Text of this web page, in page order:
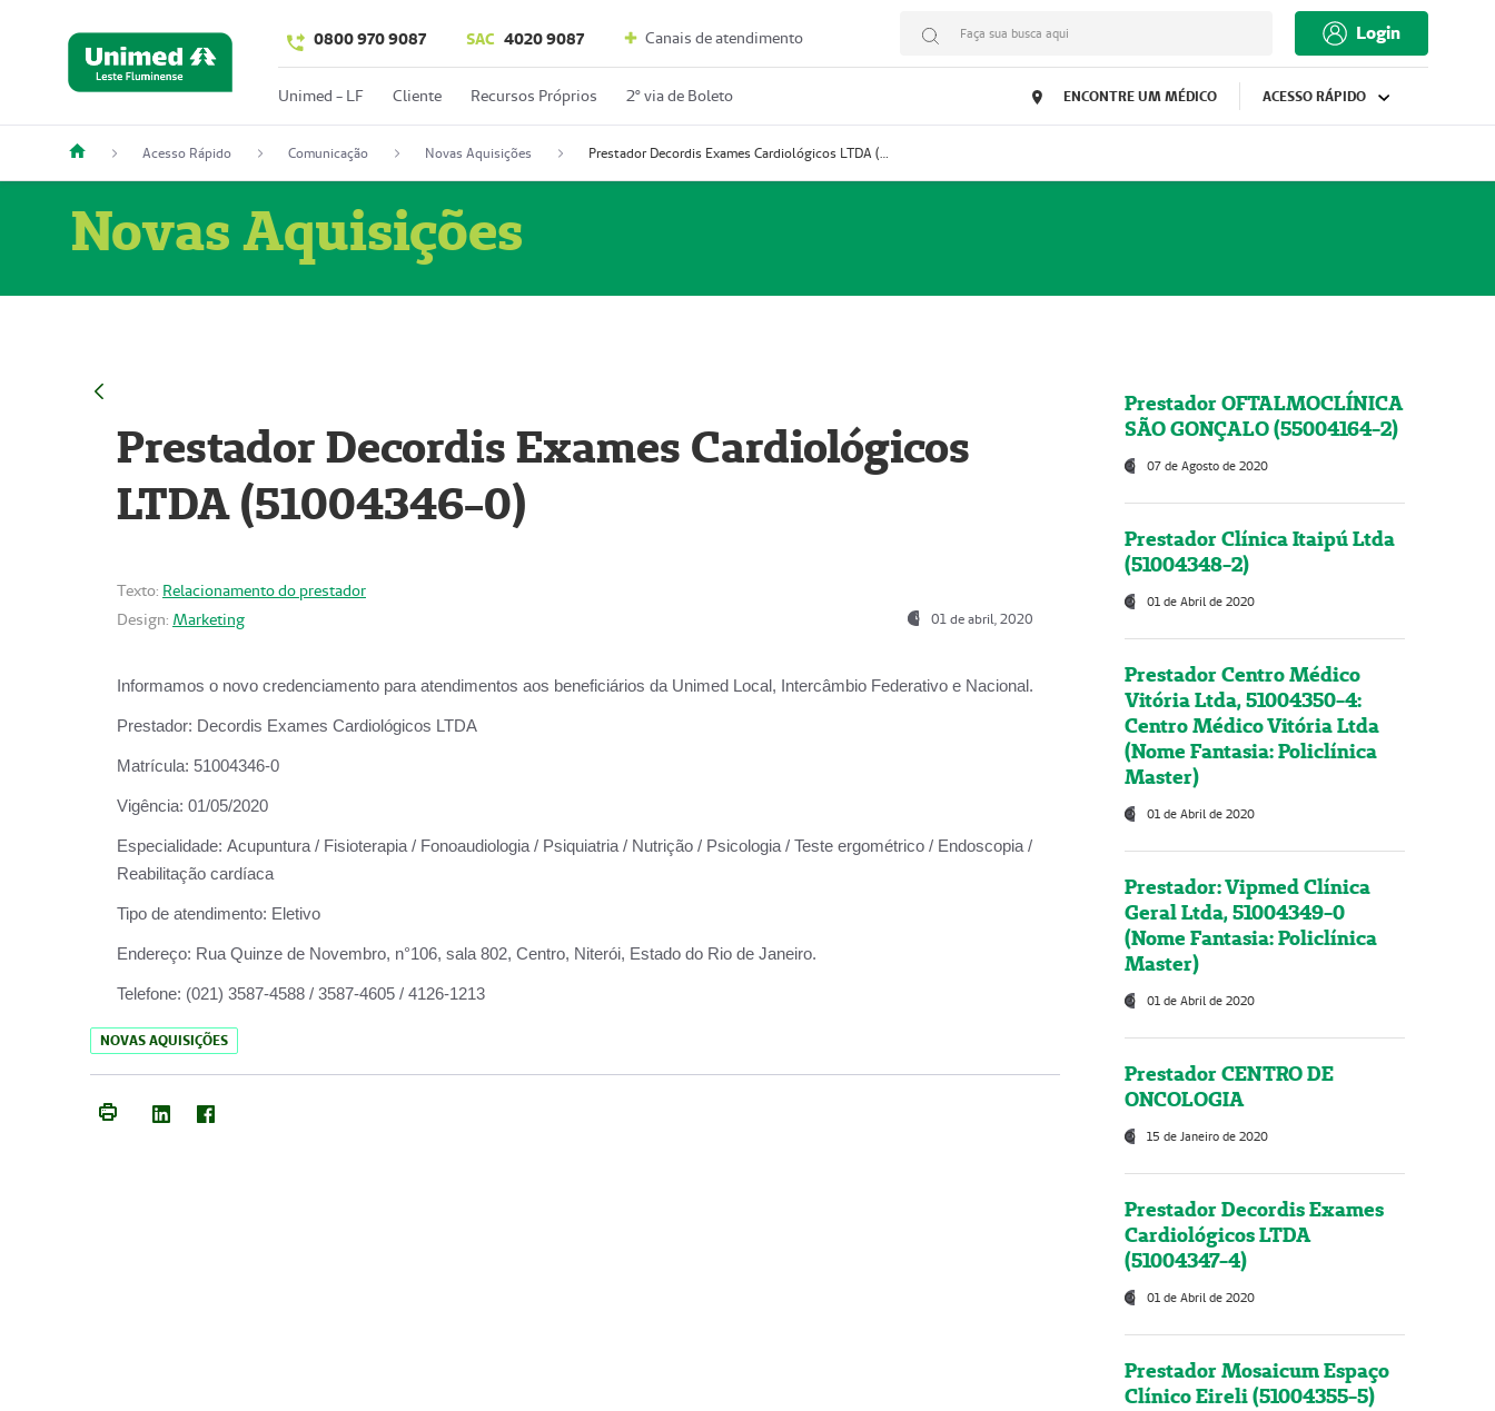
0800 970 9087 SAC 4020 9087 Canais de atendimento Faça sua busca aqui Login
Unimed - LF Cliente Recursos Próprios 2º via de Boleto ENCONTRE UM MÉDICO ACESSO RÁPIDO
Acesso Rápido Comunicação Novas Aquisições Prestador Decordis Exames Cardiológicos LTDA (51004346-0)
Novas Aquisições
Prestador Decordis Exames Cardiológicos
LTDA (51004346-0)
Texto: Relacionamento do prestador
Design: Marketing 01 de abril, 2020
Informamos o novo credenciamento para atendimentos aos beneficiários da Unimed Local, Intercâmbio Federativo e Nacional.
Prestador: Decordis Exames Cardiológicos LTDA
Matrícula: 51004346-0
Vigência: 01/05/2020
Especialidade: Acupuntura / Fisioterapia / Fonoaudiologia / Psiquiatria / Nutrição / Psicologia / Teste ergométrico / Endoscopia /
Reabilitação cardíaca
Tipo de atendimento: Eletivo
Endereço: Rua Quinze de Novembro, n°106, sala 802, Centro, Niterói, Estado do Rio de Janeiro.
Telefone: (021) 3587-4588 / 3587-4605 / 4126-1213
NOVAS AQUISIÇÕES
Prestador OFTALMOCLÍNICA
SÃO GONÇALO (55004164-2)
07 de Agosto de 2020
Prestador Clínica Itaipú Ltda
(51004348-2)
01 de Abril de 2020
Prestador Centro Médico
Vitória Ltda, 51004350-4:
Centro Médico Vitória Ltda
(Nome Fantasia: Policlínica
Master)
01 de Abril de 2020
Prestador: Vipmed Clínica
Geral Ltda, 51004349-0
(Nome Fantasia: Policlínica
Master)
01 de Abril de 2020
Prestador CENTRO DE
ONCOLOGIA
15 de Janeiro de 2020
Prestador Decordis Exames
Cardiológicos LTDA
(51004347-4)
01 de Abril de 2020
Prestador Mosaicum Espaço
Clínico Eireli (51004355-5)